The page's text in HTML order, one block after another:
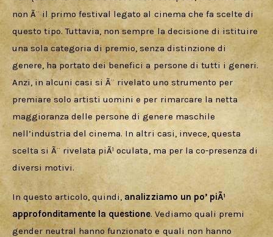
non Ã¨ il primo festival legato al cinema che fa scelte di
questo tipo. Tuttavia, non sempre la decisione di istituire
una sola categoria di premio, senza distinzione di
genere, ha portato dei benefici a persone di tutti i generi.
Anzi, in alcuni casi si Ã¨ rivelato uno strumento per
premiare solo artisti uomini e per rimarcare la netta
maggioranza delle persone di genere maschile
nell’industria del cinema. In altri casi, invece, questa
scelta si Ã¨ rivelata piÃ¹ oculata, ma per la co-presenza di
diversi motivi.
In questo articolo, quindi, analizziamo un po’ piÃ¹
approfonditamente la questione. Vediamo quali premi
gender neutral hanno funzionato e quali non hanno